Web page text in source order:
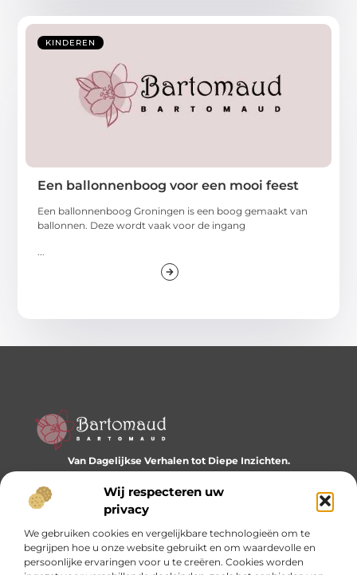
Wij respecteren uw
privacy
We gebruiken cookies en vergelijkbare technologieën om te
begrijpen hoe u onze website gebruikt en om waardevolle en
persoonlijke ervaringen voor u te creëren. Cookies worden
KINDEREN
Een ballonnenboog voor een mooi feest
Een ballonnenboog Groningen is een boog gemaakt van
ballonnen. Deze wordt vaak voor de ingang
Van Dagelijkse Verhalen tot Diepe Inzichten.
Ontdek een wereld vol diverse blogs en artikelen die je
dagelijks inspireren en nieuwe perspectieven bieden.